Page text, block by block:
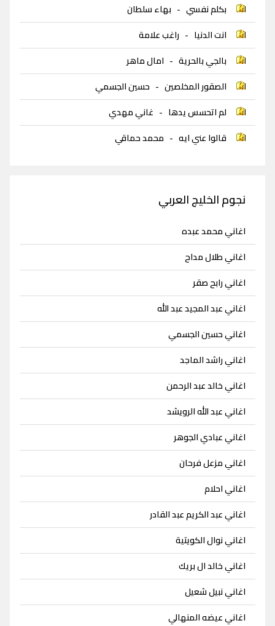
بكلم نفسي - بهاء سلطان
انت الدنيا - راغب علامة
بالجي بالحرية - امال ماهر
الصقور المخلصين - حسين الجسمي
لم اتحسس يدها - غاني مهدي
قالوا عني ايه - محمد حماقي
نجوم الخليج العربي
اغاني محمد عبده
اغاني طلال مداح
اغاني رابح صقر
اغاني عبد المجيد عبد الله
اغاني حسين الجسمي
اغاني راشد الماجد
اغاني خالد عبد الرحمن
اغاني عبد الله الرويشد
اغاني عبادي الجوهر
اغاني مزعل فرحان
اغاني احلام
اغاني عبد الكريم عبد القادر
اغاني نوال الكويتية
اغاني خالد ال بريك
اغاني نبيل شعيل
اغاني عيضه المنهالي